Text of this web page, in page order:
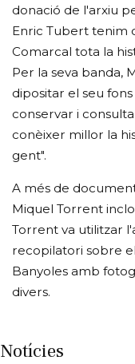
donació de l'arxiu
Enric Tubert tenim
Comarcal tota la
Per la seva banda,
dipositar el seu
conservar i
conèixer millor la
gent".
A més de
Miquel Torrent
Torrent va utilitzar
recopilatori sobre
Banyoles amb
divers.
Notícies